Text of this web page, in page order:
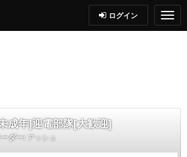
ログイン
成年]迎電部隊[大歓迎]
ーダー: アッシュ